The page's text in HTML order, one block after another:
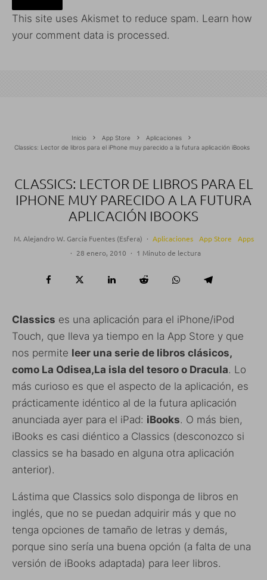
This site uses Akismet to reduce spam. Learn how
your comment data is processed.
Inicio App Store
Aplicaciones
Classics: Lector de libros para el iPhone muy parecido a la futura aplicación iBooks
CLASSICS: LECTOR DE LIBROS PARA EL
IPHONE MUY PARECIDO A LA FUTURA
APLICACIÓN IBOOKS
M. Alejandro W. García Fuentes (Esfera) · Aplicaciones App Store
Apps
· 28 enero, 2010 · 1 Minuto de lectura
Classics es una aplicación para el iPhone/iPod
Touch, que lleva ya tiempo en la App Store y que
nos permite leer una serie de libros clásicos,
como La Odisea,La isla del tesoro o Dracula. Lo
más curioso es que el aspecto de la aplicación, es
prácticamente idéntico al de la futura aplicación
anunciada ayer para el iPad: iBooks. O más bien,
iBooks es casi diéntico a Classics (desconozco si
classics se ha basado en alguna otra aplicación
anterior).
Lástima que Classics solo disponga de libros en
inglés, que no se puedan adquirir más y que no
tenga opciones de tamaño de letras y demás,
porque sino sería una buena opción (a falta de una
versión de iBooks adaptada) para leer libros.